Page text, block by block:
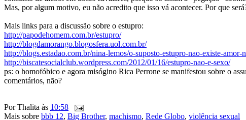
Mas, por algum motivo, eu não acredito que isso vá acontecer. Por que
Mais links para a discussão sobre o estupro:
http://papodehomem.com.br/estupro/
http://blogdamorango.blogosfera.uol.com.br/
http://blogs.estadao.com.br/nina-lemos/o-suposto-estupro-nao-existe-amor-
http://biscatesocialclub.wordpress.com/2012/01/16/estupro-nao-e-sexo/
ps: o homofóbico e agora misógino Rica Perrone se manifestou sobre o
comentários, não?
PorThalita às 10:58
Mais sobre bbb 12, Big Brother, machismo, Rede Globo, violência sexual